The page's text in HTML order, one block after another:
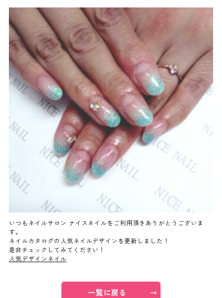
料金メニュー
コンセプト
よくあるご質問
ご利用の流れ
取り扱いカラー
ネイル用語
消費者志向自主宣言
新着情報
採用情報
いつもネイルサロン ナイスネイルをご利用頂きありがとうございま
す。
ネイルカタログの人気ネイルデザインを更新しました！
是非チェックしてみてください！
人気デザインネイル
一覧に戻る